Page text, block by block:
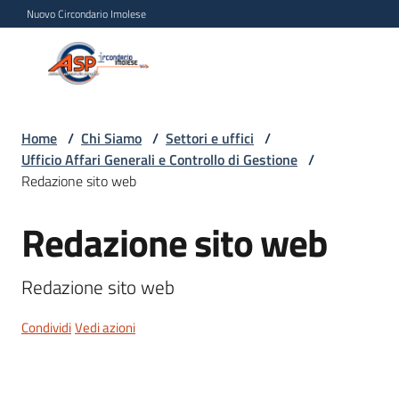
Vai al contenuto
Vai alla navigazione
Vai al footer
Nuovo Circondario Imolese
Persona
Circondario
Chi
siamo
Home / Chi Siamo / Settori e uffici /
Ufficio Affari Generali e Controllo di Gestione /
Redazione sito web
Salta al contenuto
Redazione sito web
Redazione sito web
CondividiVedi azioni